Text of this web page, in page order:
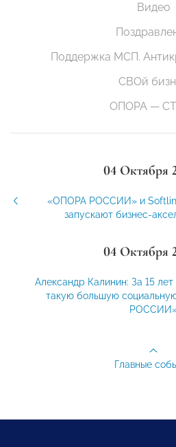
Видео
Поддержка МСП.
СВОй
ОПОРА —
04 Октября
«ОПОРА РОССИИ» и
запускают бизнес-
04 Октября
Александр Калинин: За 15
такую большую
Главные